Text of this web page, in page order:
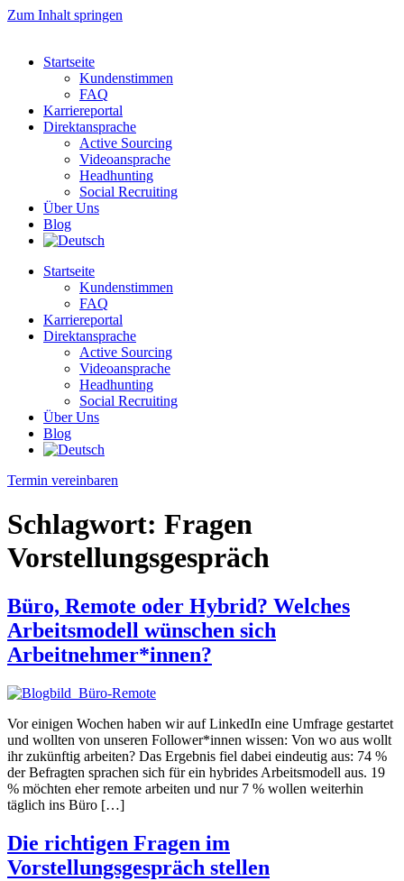
Zum Inhalt springen
Startseite
Kundenstimmen
FAQ
Karriereportal
Direktansprache
Active Sourcing
Videoansprache
Headhunting
Social Recruiting
Über Uns
Blog
Startseite
Kundenstimmen
FAQ
Karriereportal
Direktansprache
Active Sourcing
Videoansprache
Headhunting
Social Recruiting
Über Uns
Blog
Termin vereinbaren
Schlagwort: Fragen
Vorstellungsgespräch
Büro, Remote oder Hybrid? Welches
Arbeitsmodell wünschen sich
Arbeitnehmer*innen?
Vor einigen Wochen haben wir auf LinkedIn eine Umfrage gestartet
und wollten von unseren Follower*innen wissen: Von wo aus wollt
ihr zukünftig arbeiten? Das Ergebnis fiel dabei eindeutig aus: 74 %
der Befragten sprachen sich für ein hybrides Arbeitsmodell aus. 19
% möchten eher remote arbeiten und nur 7 % wollen weiterhin
täglich ins Büro […]
Die richtigen Fragen im
Vorstellungsgespräch stellen